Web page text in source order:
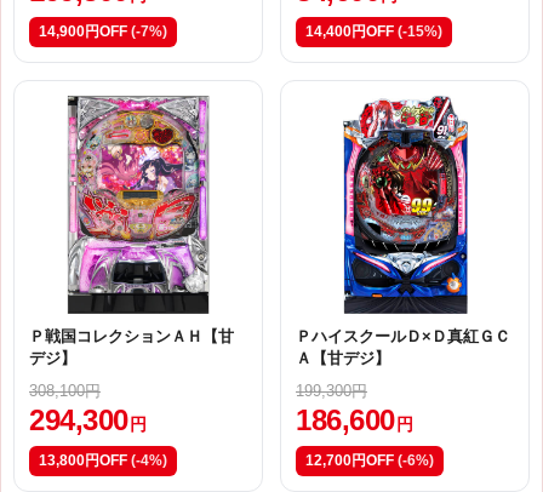
14,900円OFF (-7%) 14,400円OFF (-15%)
Ｐ戦国コレクションＡＨ【甘
デジ】
308,100円
294,300 円
13,800円OFF (-4%)
ＰハイスクールＤ×Ｄ真紅ＧＣ
Ａ【甘デジ】
199,300円
186,600 円
12,700円OFF (-6%)